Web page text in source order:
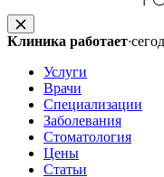
Клиника работает·
Услуги
Врачи
Специализации
Заболевания
Стоматология
Цены
Статьи